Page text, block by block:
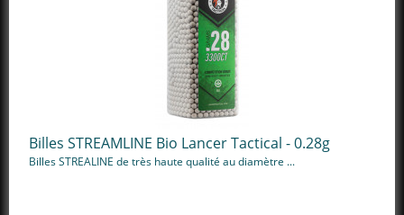
Billes STREAMLINE Bio Lancer Tactical - 0.28g
Billes STREALINE de très haute qualité au diamètre ...